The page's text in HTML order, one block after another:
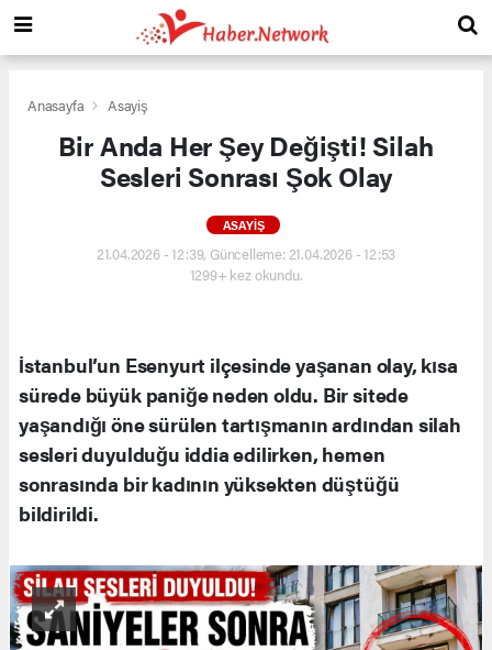
Anasayfa Asayiş
Bir Anda Her Şey Değişti! Silah
Sesleri Sonrası Şok Olay
ASAYIŞ
21.04.2026 - 12:39, Güncelleme: 21.04.2026 - 12:53
1299+ kez okundu.
İstanbul’un Esenyurt ilçesinde yaşanan olay, kısa
sürede büyük paniğe neden oldu. Bir sitede
yaşandığı öne sürülen tartışmanın ardından silah
sesleri duyulduğu iddia edilirken, hemen
sonrasında bir kadının yüksekten düştüğü
bildirildi.